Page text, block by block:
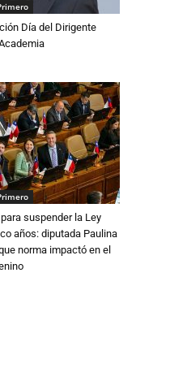
Día del Dirigente
suspender la Ley
años: diputada Paulina
norma impactó en el